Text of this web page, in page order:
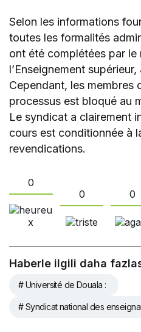
femme
Selon les informations
toutes les formalités
ont été complétées par le
l’Enseignement
Cependant, les membres
processus est bloqué au
Le syndicat a clairement
cours est conditionnée à
revendications.
0
0
0
Haberle ilgili daha
# Université de Douala :
# Syndicat national des